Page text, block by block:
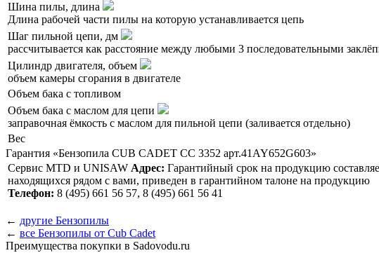
Шина пилы, длина
Длина рабочей части пилы на которую устанавливается цепь
Шаг пильной цепи, дм
рассчитывается как расстояние между любыми 3 последовательными
Цилиндр двигателя, объем
объем камеры сгорания в двигателе
Объем бака с топливом
Объем бака с маслом для цепи
заправочная ёмкость с маслом для пильной цепи (заливается отдельно)
Вес
Гарантия «Бензопила CUB CADET CC 3352 арт.41AY652G603»
Сервис MTD и UNISAW Адрес: Гарантийный срок на продукцию
находящихся рядом с вами, приведен в гарантийном талоне на продукцию
Телефон: 8 (495) 661 56 57, 8 (495) 661 56 41
← другие Бензопилы
← все Бензопилы от Cub Cadet
Преимущества покупки в Sadovodu.ru